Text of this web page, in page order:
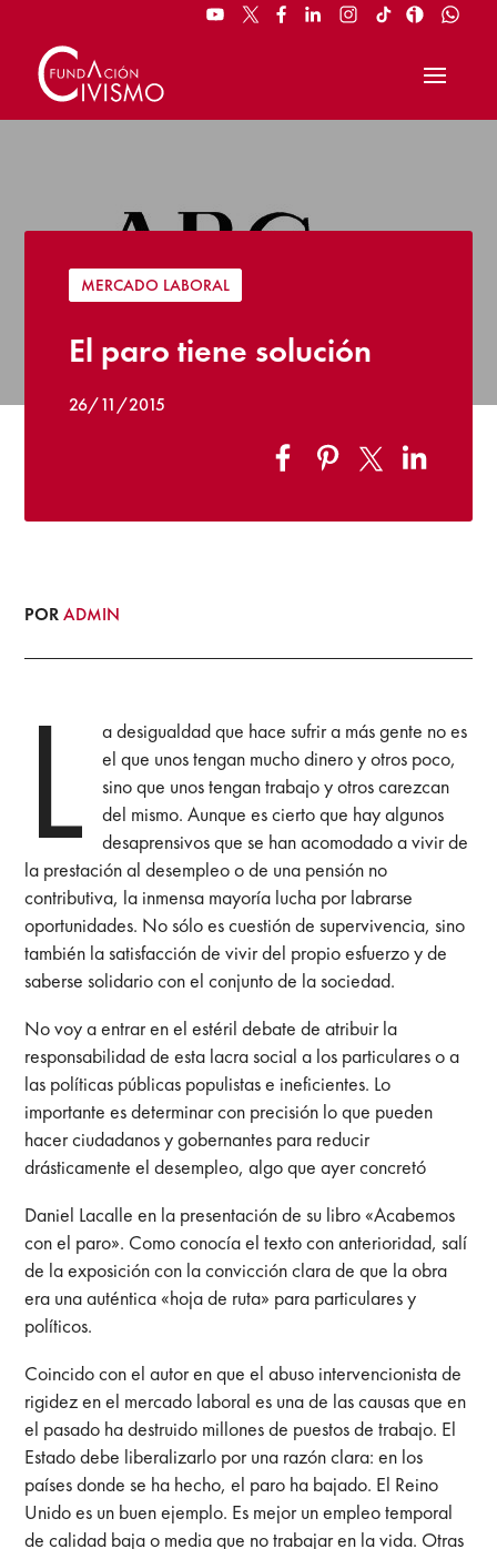
MERCADO LABORAL
El paro tiene solución
26/11/2015
PORADMIN
L
a desigualdad que hace sufrir a más gente no es
el que unos tengan mucho dinero y otros poco,
sino que unos tengan trabajo y otros carezcan
del mismo. Aunque es cierto que hay algunos
desaprensivos que se han acomodado a vivir de
la prestación al desempleo o de una pensión no
contributiva, la inmensa mayoría lucha por labrarse
oportunidades. No sólo es cuestión de supervivencia, sino
también la satisfacción de vivir del propio esfuerzo y de
saberse solidario con el conjunto de la sociedad.
No voy a entrar en el estéril debate de atribuir la
responsabilidad de esta lacra social a los particulares o a
las políticas públicas populistas e ineficientes. Lo
importante es determinar con precisión lo que pueden
hacer ciudadanos y gobernantes para reducir
drásticamente el desempleo, algo que ayer concretó
Daniel Lacalle en la presentación de su libro «Acabemos
con el paro». Como conocía el texto con anterioridad, salí
de la exposición con la convicción clara de que la obra
era una auténtica «hoja de ruta» para particulares y
políticos.
Coincido con el autor en que el abuso intervencionista de
rigidez en el mercado laboral es una de las causas que en
el pasado ha destruido millones de puestos de trabajo. El
Estado debe liberalizarlo por una razón clara: en los
países donde se ha hecho, el paro ha bajado. El Reino
Unido es un buen ejemplo. Es mejor un empleo temporal
de calidad baja o media que no trabajar en la vida. Otras